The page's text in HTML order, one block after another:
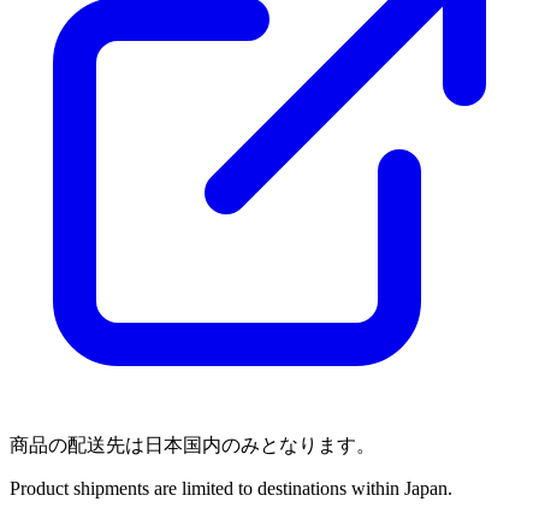
商品の配送先は日本国内のみとなります。
Product shipments are limited to destinations within Japan.